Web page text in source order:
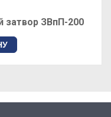
затвор ЗВпП-200